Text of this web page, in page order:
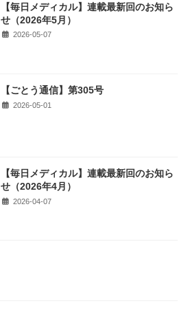
【毎日メディカル】連載最新回のお知ら
せ（2026年5月）
2026-05-07
【ごとう通信】第305号
2026-05-01
【毎日メディカル】連載最新回のお知ら
せ（2026年4月）
2026-04-07